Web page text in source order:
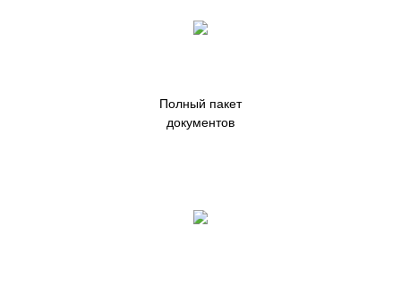
Полный пакет
документов